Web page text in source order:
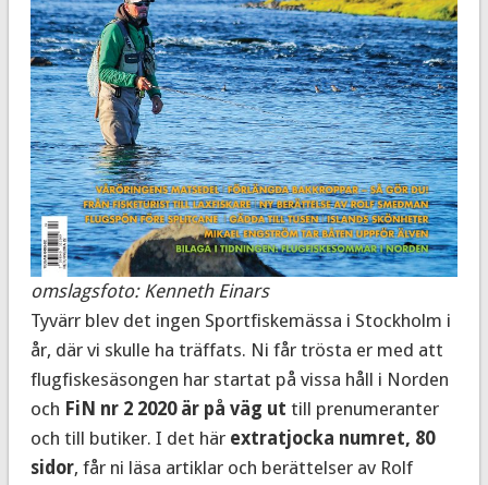
omslagsfoto: Kenneth Einars
Tyvärr blev det ingen Sportfiskemässa i Stockholm i
år, där vi skulle ha träffats. Ni får trösta er med att
flugfiskesäsongen har startat på vissa håll i Norden
och FiN nr 2 2020 är på väg ut till prenumeranter
och till butiker. I det här extratjocka numret, 80
sidor, får ni läsa artiklar och berättelser av Rolf